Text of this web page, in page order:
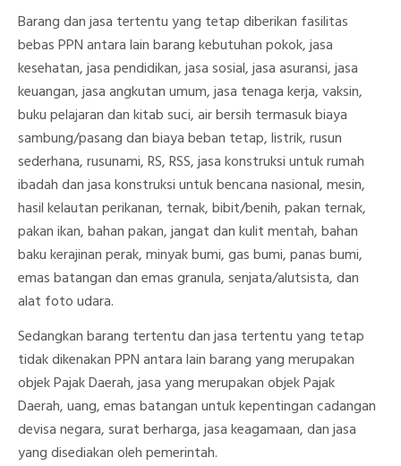
Barang dan jasa tertentu yang tetap diberikan fasilitas
bebas PPN antara lain barang kebutuhan pokok, jasa
kesehatan, jasa pendidikan, jasa sosial, jasa asuransi, jasa
keuangan, jasa angkutan umum, jasa tenaga kerja, vaksin,
buku pelajaran dan kitab suci, air bersih termasuk biaya
sambung/pasang dan biaya beban tetap, listrik, rusun
sederhana, rusunami, RS, RSS, jasa konstruksi untuk rumah
ibadah dan jasa konstruksi untuk bencana nasional, mesin,
hasil kelautan perikanan, ternak, bibit/benih, pakan ternak,
pakan ikan, bahan pakan, jangat dan kulit mentah, bahan
baku kerajinan perak, minyak bumi, gas bumi, panas bumi,
emas batangan dan emas granula, senjata/alutsista, dan
alat foto udara.
Sedangkan barang tertentu dan jasa tertentu yang tetap
tidak dikenakan PPN antara lain barang yang merupakan
objek Pajak Daerah, jasa yang merupakan objek Pajak
Daerah, uang, emas batangan untuk kepentingan cadangan
devisa negara, surat berharga, jasa keagamaan, dan jasa
yang disediakan oleh pemerintah.